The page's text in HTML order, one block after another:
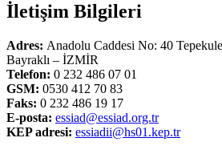
İletişim Bilgileri
Adres: Anadolu Caddesi No: 40
Bayraklı – İZMİR
Telefon: 0 232 486 07 01
GSM: 0530 412 70 83
Faks: 0 232 486 19 17
E-posta: essiad@essiad.org.tr
KEP adresi: essiadii@hs01.kep.tr